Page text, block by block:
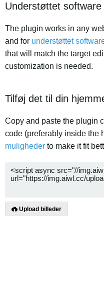
Understøttet software
The plugin works in any
and for understøttet
that will match the target
customization is needed.
Tilføj det til din
Copy and paste the plugin
code (preferably inside the
muligheder to make it fit
Upload billeder